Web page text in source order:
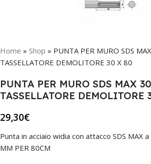
Home » Shop » PUNTA PER MURO SDS
TASSELLATORE DEMOLITORE 30 X 80
PUNTA PER MURO SDS MAX
TASSELLATORE DEMOLITORE
29,30€
Punta in acciaio widia con attacco SDS MAX
MM PER 80CM